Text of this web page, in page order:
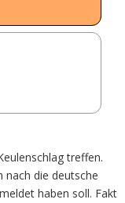
treffen.
nach die deutsche
haben soll. Fakt